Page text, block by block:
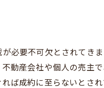
必要不可欠とされてき
動産会社や個人の売主
ば成約に至らないとさ